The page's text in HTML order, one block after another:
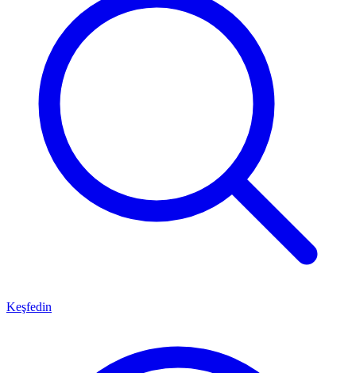
Keşfedin